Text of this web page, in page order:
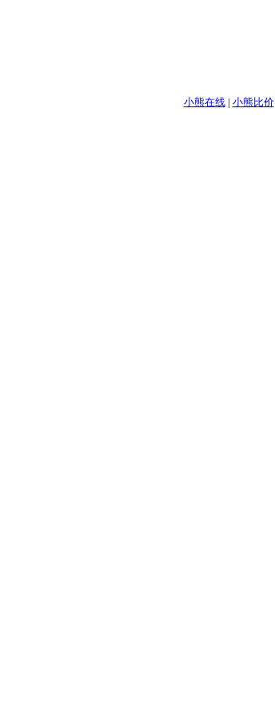
小熊在线| 小熊比价